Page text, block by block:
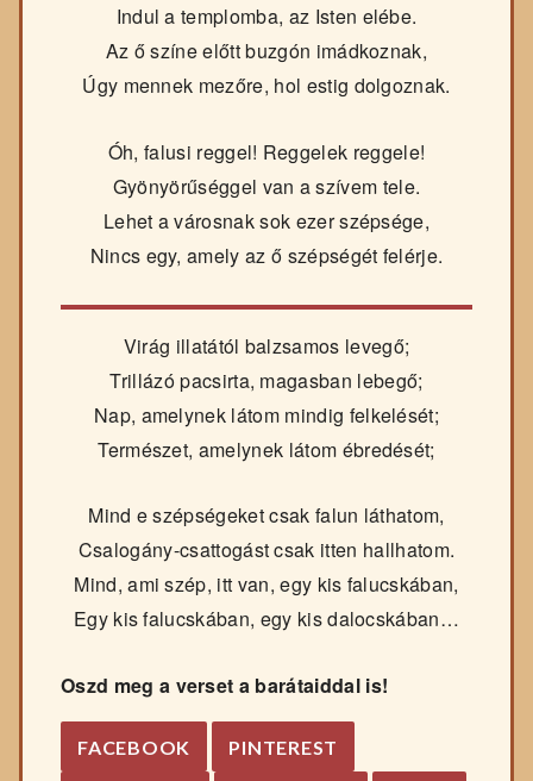
Indul a templomba, az Isten elébe.
Az ő színe előtt buzgón imádkoznak,
Úgy mennek mezőre, hol estig dolgoznak.
Óh, falusi reggel! Reggelek reggele!
Gyönyörűséggel van a szívem tele.
Lehet a városnak sok ezer szépsége,
Nincs egy, amely az ő szépségét felérje.
Virág illatától balzsamos levegő;
Trillázó pacsirta, magasban lebegő;
Nap, amelynek látom mindig felkelését;
Természet, amelynek látom ébredését;
Mind e szépségeket csak falun láthatom,
Csalogány-csattogást csak itten hallhatom.
Mind, ami szép, itt van, egy kis falucskában,
Egy kis falucskában, egy kis dalocskában…
Oszd meg a verset a barátaiddal is!
FACEBOOK PINTEREST